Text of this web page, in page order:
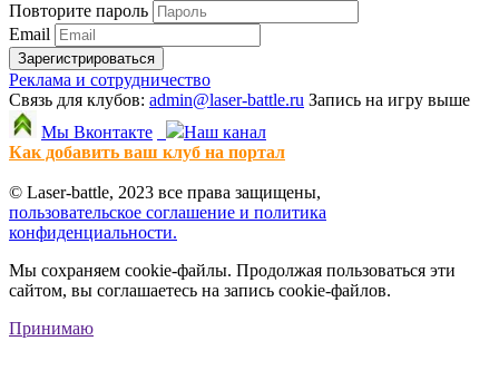
Повторите пароль
Email
Зарегистрироваться
Реклама и сотрудничество
Связь для клубов: admin@laser-battle.ru Запись на игру выше
Мы Вконтакте
Наш канал
Как добавить ваш клуб на портал
© Laser-battle, 2023 все права защищены,
пользовательское соглашение и политика
конфиденциальности.
Мы сохраняем cookie-файлы. Продолжая пользоваться эти
сайтом, вы соглашаетесь на запись cookie-файлов.
Принимаю